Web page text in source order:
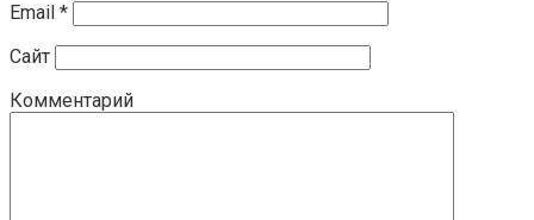
Email *
Сайт
Комментарий